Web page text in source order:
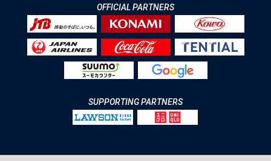
OFFICIAL PARTNERS
SUPPORTING PARTNERS